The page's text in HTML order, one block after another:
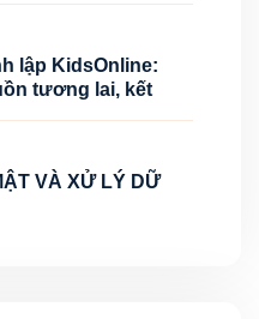
lập KidsOnline:
tương lai, kết
VÀ XỬ LÝ DỮ